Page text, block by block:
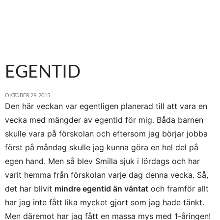
mycket tidigare kunde jag pusha för det när jag
sökte den typen av roller. Men jag sökte även
Det jag kan råda dig till är att söka många
tjänster, men bara sådana som är relevanta och
som du känner är i linje med din utbildning.
Annars finns det alltid andra som har mer
relevant erfarenhet. Var aktiv på LinkedIn och i
andra nätverk för att få nys om tjänster den
vägen eller via kontakter bli tipsad om något.
Men var inte för hård för dig själv! Det ÄR jätte
svårt att komma in i en bransch när man inte har
jobbat inom den tidigare. Fundera på om det
finns andra jobb, som är lättare för dig att få just
nu, men som är ett steg på vägen till det jobb du
helst vill ha.
EGENTID
OKTOBER 29, 2015
Den här veckan var egentligen planerad till att vara en
vecka med mängder av egentid för mig. Båda barnen
skulle vara på förskolan och eftersom jag börjar jobba
först på måndag skulle jag kunna göra en hel del på
egen hand. Men så blev Smilla sjuk i lördags och har
varit hemma från förskolan varje dag denna vecka. Så,
det har blivit mindre egentid än väntat och framför allt
har jag inte fått lika mycket gjort som jag hade tänkt.
Men däremot har jag fått en massa mys med 1-åringen!